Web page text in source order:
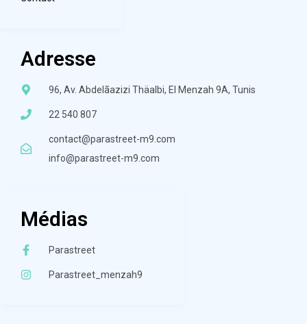
Adresse
96, Av. Abdelãazizi Thäalbi, El Menzah 9A, Tunis
22 540 807
contact@parastreet-m9.com
info@parastreet-m9.com
Médias
Parastreet
Parastreet_menzah9